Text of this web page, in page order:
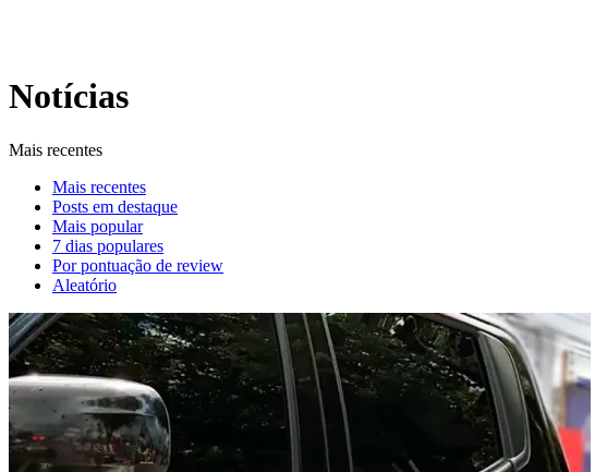
Notícias
Mais recentes
Mais recentes
Posts em destaque
Mais popular
7 dias populares
Por pontuação de review
Aleatório